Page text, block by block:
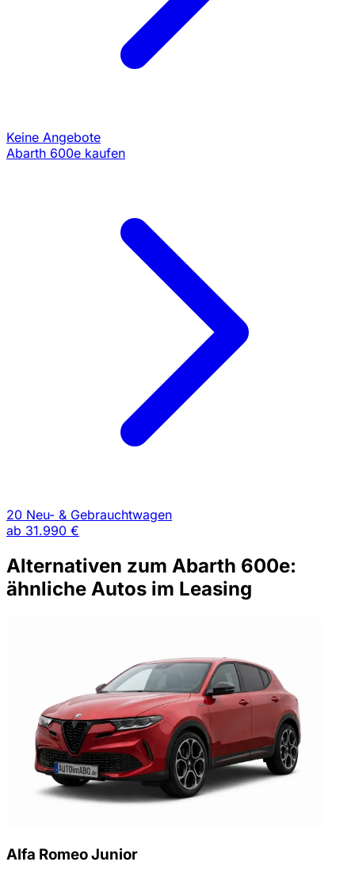
Keine Angebote
Abarth 600e kaufen
20 Neu- & Gebrauchtwagen
ab 31.990 €
Alternativen zum Abarth 600e:
ähnliche Autos im Leasing
Alfa Romeo Junior